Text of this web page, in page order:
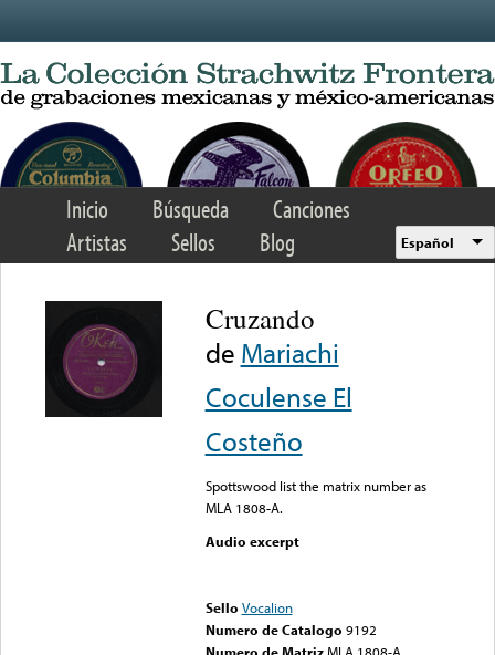
Inicio Búsqueda
Canciones
Artistas
Sellos Blog Español
Cruzando
de Mariachi
Coculense El
Costeño
Spottswood list the matrix number as
MLA 1808-A.
Audio excerpt
Sello Vocalion
Numero de Catalogo 9192